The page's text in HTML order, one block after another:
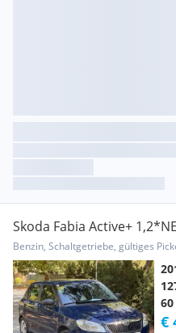
Skoda Fabia Active+
Benzin, Schaltgetriebe, gültiges
60
€